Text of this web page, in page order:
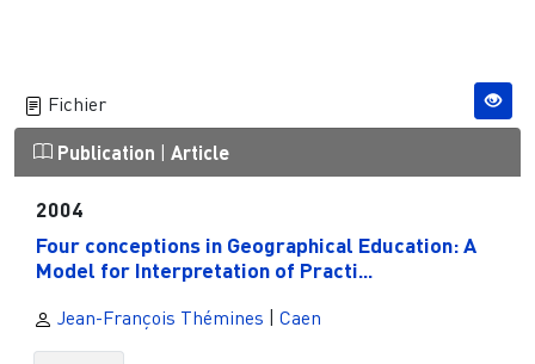
Fichier
Publication | Article
2004
Four conceptions in Geographical Education: A
Model for Interpretation of Practi...
Jean-François Thémines | Caen